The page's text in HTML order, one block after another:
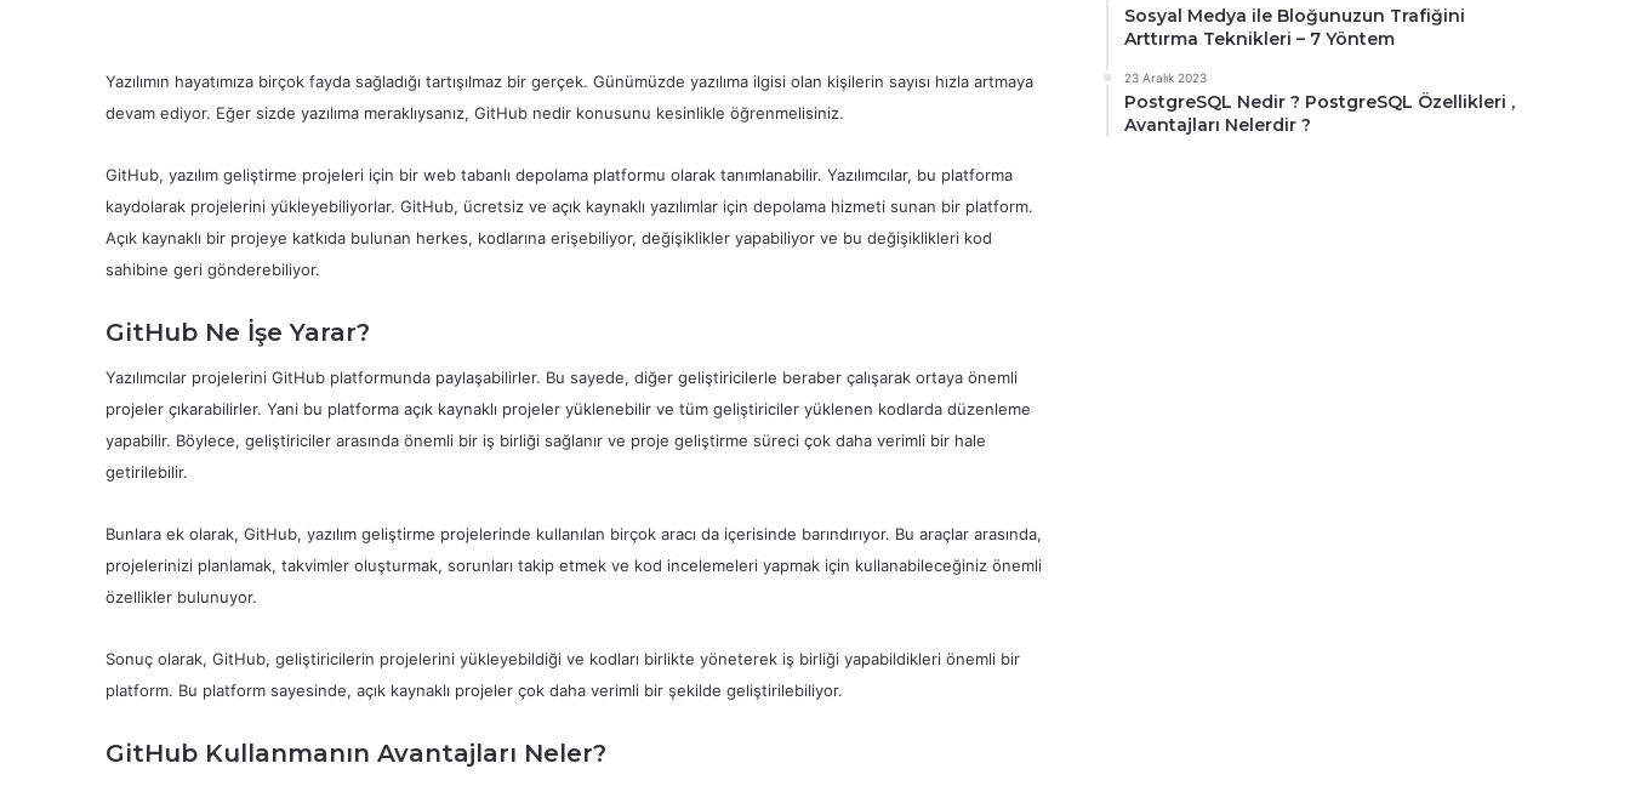
Yazılımın hayatımıza birçok fayda sağladığı tartışılmaz bir gerçek. Günümüzde yazılıma ilgisi olan kişilerin sayısı hızla artmaya
devam ediyor. Eğer sizde yazılıma meraklıysanız, GitHub nedir konusunu kesinlikle öğrenmelisiniz.
GitHub, yazılım geliştirme projeleri için bir web tabanlı depolama platformu olarak tanımlanabilir. Yazılımcılar, bu platforma
kaydolarak projelerini yükleyebiliyorlar. GitHub, ücretsiz ve açık kaynaklı yazılımlar için depolama hizmeti sunan bir platform.
Açık kaynaklı bir projeye katkıda bulunan herkes, kodlarına erişebiliyor, değişiklikler yapabiliyor ve bu değişiklikleri kod
sahibine geri gönderebiliyor.
GitHub Ne İşe Yarar?
Yazılımcılar projelerini GitHub platformunda paylaşabilirler. Bu sayede, diğer geliştiricilerle beraber çalışarak ortaya önemli
projeler çıkarabilirler. Yani bu platforma açık kaynaklı projeler yüklenebilir ve tüm geliştiriciler yüklenen kodlarda düzenleme
yapabilir. Böylece, geliştiriciler arasında önemli bir iş birliği sağlanır ve proje geliştirme süreci çok daha verimli bir hale
getirilebilir.
Bunlara ek olarak, GitHub, yazılım geliştirme projelerinde kullanılan birçok aracı da içerisinde barındırıyor. Bu araçlar arasında,
projelerinizi planlamak, takvimler oluşturmak, sorunları takip etmek ve kod incelemeleri yapmak için kullanabileceğiniz önemli
özellikler bulunuyor.
Sonuç olarak, GitHub, geliştiricilerin projelerini yükleyebildiği ve kodları birlikte yöneterek iş birliği yapabildikleri önemli bir
platform. Bu platform sayesinde, açık kaynaklı projeler çok daha verimli bir şekilde geliştirilebiliyor.
GitHub Kullanmanın Avantajları Neler?
Sosyal Medya ile Bloğunuzun Trafiğini
Arttırma Teknikleri – 7 Yöntem
23 Aralık 2023
PostgreSQL Nedir ? PostgreSQL Özellikleri ,
Avantajları Nelerdir ?